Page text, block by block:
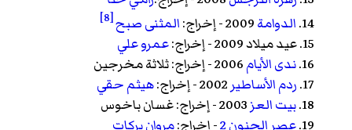
14. الدوامة المثنى صبح[8]
15. عيد ميلاد
عمرو علي
16. ندى الأيام
17. ردم الأساطير
هيثم حقي
18. بيت العز
غسان باخوس
19. عصر الجنون 2 - إخراج:مروان بركات